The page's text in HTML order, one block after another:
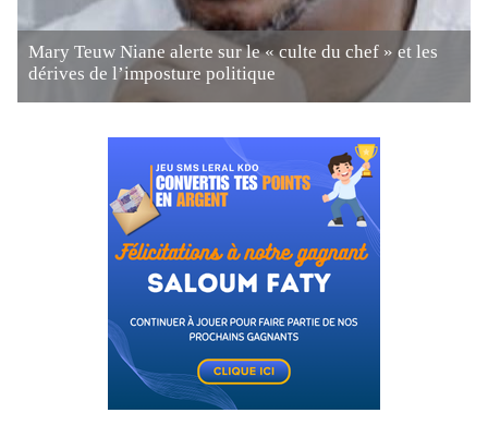
Mary Teuw Niane alerte sur le « culte du chef » et les
dérives de l’imposture politique